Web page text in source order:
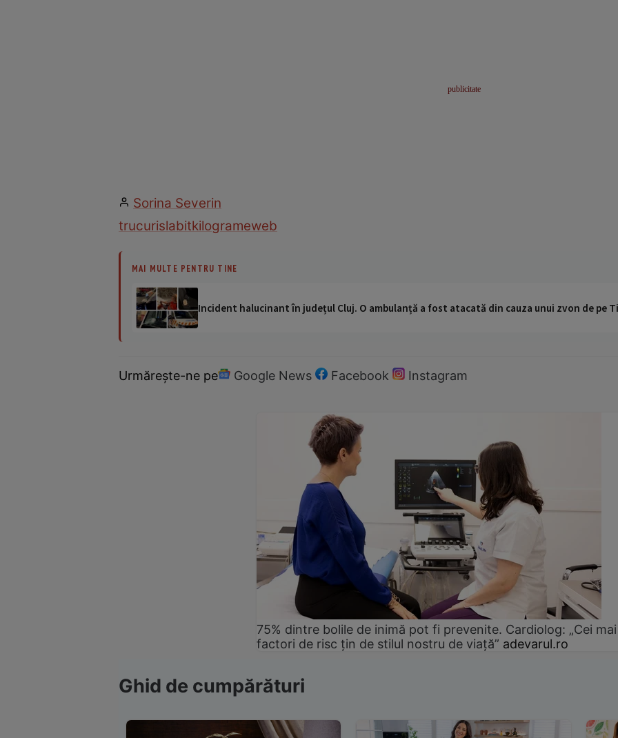
Sorina Severin
trucurislabitkilogrameweb
MAI MULTE PENTRU TINE
Incident halucinant în județul Cluj. O ambulanță a fost atacată din cauza unui zvon de pe
Urmărește-ne pe Google News Facebook Instagram
75% dintre bolile de inimă pot fi prevenite. Cardiolog: „Cei
factori de risc țin de stilul nostru de viață” adevarul.ro
Ghid de cumpărături